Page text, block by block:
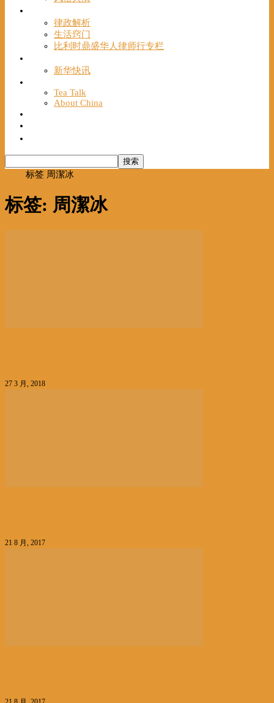
律政解析
生活窍门
比利时鼎盛华人律师行专栏
新华快讯
Tea Talk
About China
标签 周潔冰
标签: 周潔冰
27 3 月, 2018
21 8 月, 2017